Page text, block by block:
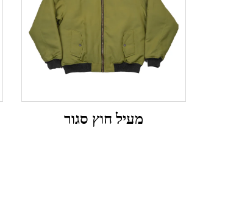
מעיל חוץ סגור